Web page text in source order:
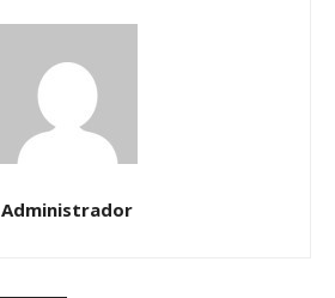
Administrador